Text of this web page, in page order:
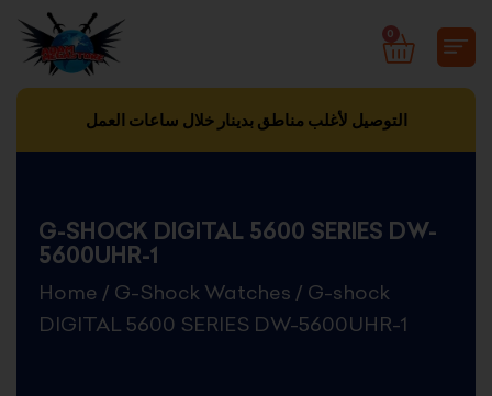
content
0
CART
التوصيل لأغلب مناطق بدينار خلال ساعات العمل
G-SHOCK DIGITAL 5600 SERIES DW-
5600UHR-1
Home / G-Shock Watches / G-shock
DIGITAL 5600 SERIES DW-5600UHR-1